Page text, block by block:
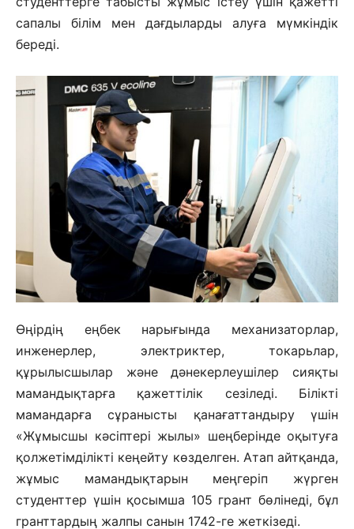
сапалы білім мен дағдыларды алуға мүмкіндік
береді.
Өңірдің еңбек нарығында механизаторлар,
инженерлер, электриктер, токарьлар,
құрылысшылар және дәнекерлеушілер сияқты
мамандықтарға қажеттілік сезіледі. Білікті
мамандарға сұранысты қанағаттандыру үшін
«Жұмысшы кәсіптері жылы» шеңберінде оқытуға
қолжетімділікті кеңейту көзделген. Атап айтқанда,
жұмыс мамандықтарын меңгеріп жүрген
студенттер үшін қосымша 105 грант бөлінеді, бұл
гранттардың жалпы санын 1742-ге жеткізеді.